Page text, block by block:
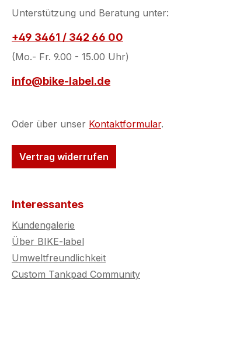
Unterstützung und Beratung unter:
+49 3461 / 342 66 00
(Mo.- Fr. 9.00 - 15.00 Uhr)
info@bike-label.de
Oder über unser Kontaktformular.
Vertrag widerrufen
Interessantes
Kundengalerie
Über BIKE-label
Umweltfreundlichkeit
Custom Tankpad Community